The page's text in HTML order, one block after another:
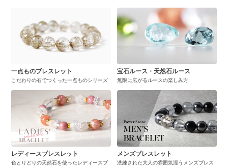
一点ものブレスレット
こだわりの石でつくった一点ものシリーズ
宝石ルース・天然石ルース
無限に広がるルースの楽しみ方
レディースブレスレット
色とりどりの天然石を使ったレディースブ
メンズブレスレット
洗練された大人の雰囲気漂うメンズブレス